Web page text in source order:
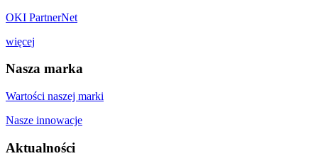
OKI PartnerNet
więcej
Nasza marka
Wartości naszej marki
Nasze innowacje
Aktualności